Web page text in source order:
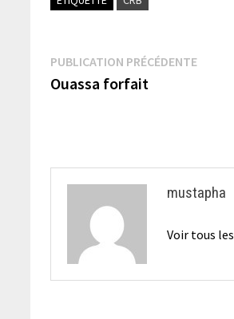
Navigation
de
PUBLICATION PRÉCÉDENTE
Ouassa forfait
mustapha
Voir tous